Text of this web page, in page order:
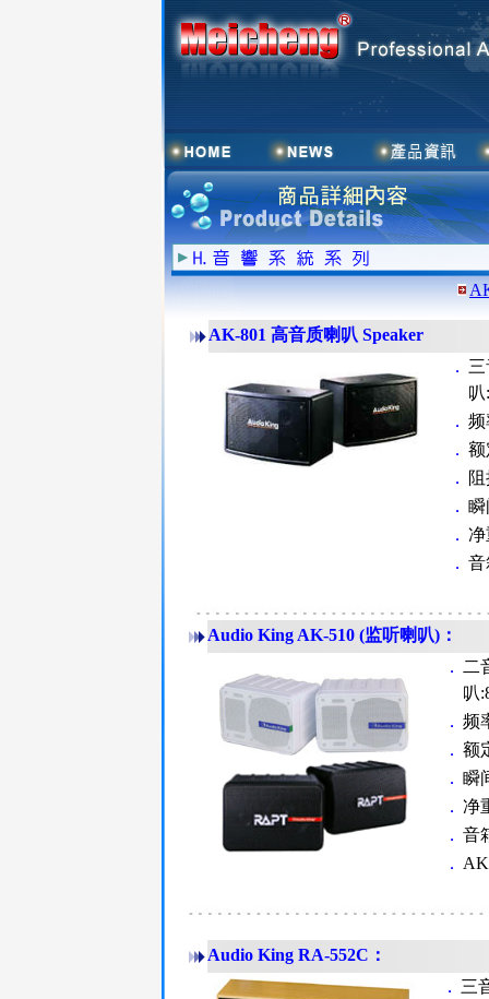
AK-801 高音质喇叭 Speaker
．
． 频
． 额
．
． 瞬
． 净
． 音
Audio King AK-510 (监听喇叭)：
．
二
叭
． 频
． 额
． 瞬
． 净
． 音
．
Audio King RA-552C ：
． 三